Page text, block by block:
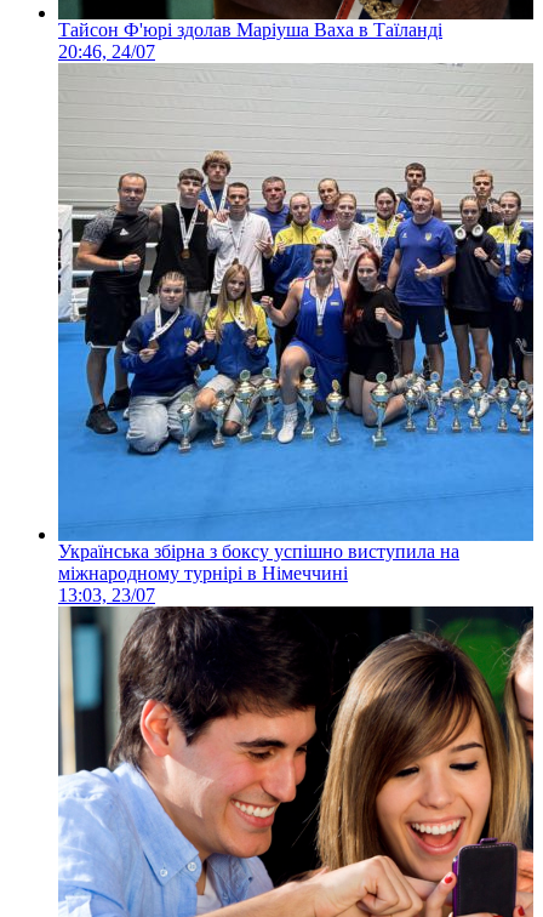
Тайсон Ф'юрі здолав Маріуша Ваха в Таїланді
20:46, 24/07
Українська збірна з боксу успішно виступила на
міжнародному турнірі в Німеччині
13:03, 23/07